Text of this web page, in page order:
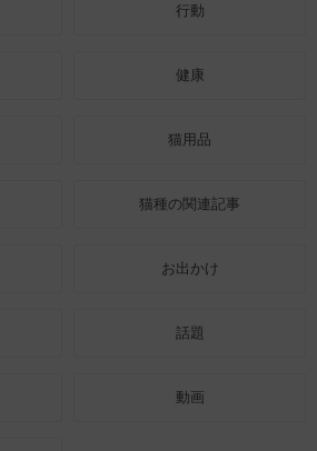
行動
健康
猫用品
猫種の関連記事
お出かけ
話題
動画